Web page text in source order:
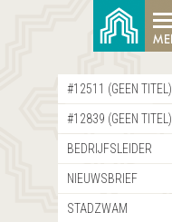
#12511 (GEEN TITEL)
#12839 (GEEN TITEL)
BEDRIJFSLEIDER
NIEUWSBRIEF
STADZWAM